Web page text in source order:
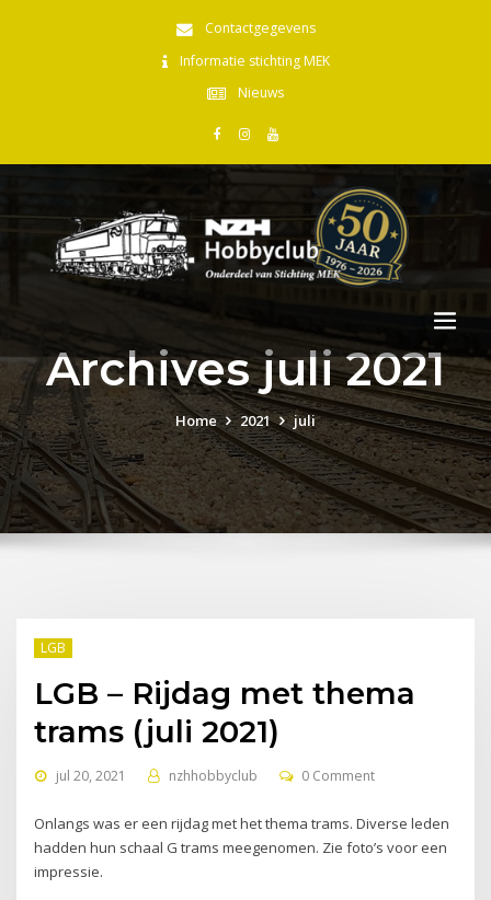
Contactgegevens
Informatie stichting MEK
Nieuws
Archives juli 2021
Home 2021 juli
LGB
LGB – Rijdag met thema
trams (juli 2021)
jul 20, 2021 nzhhobbyclub 0 Comment
Onlangs was er een rijdag met het thema trams. Diverse leden
hadden hun schaal G trams meegenomen. Zie foto’s voor een
impressie.